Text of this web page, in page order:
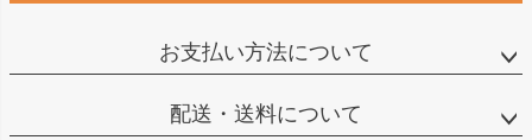
お支払い方法について
配送・送料について